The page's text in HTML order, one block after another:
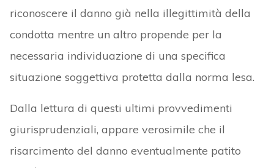
riconoscere il danno già nella illegittimità della
condotta mentre un altro propende per la
necessaria individuazione di una specifica
situazione soggettiva protetta dalla norma lesa.
Dalla lettura di questi ultimi provvedimenti
giurisprudenziali, appare verosimile che il
risarcimento del danno eventualmente patito